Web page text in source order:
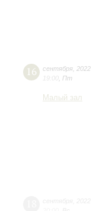
16 сентября 2022
19:00 Пт
Малый зал